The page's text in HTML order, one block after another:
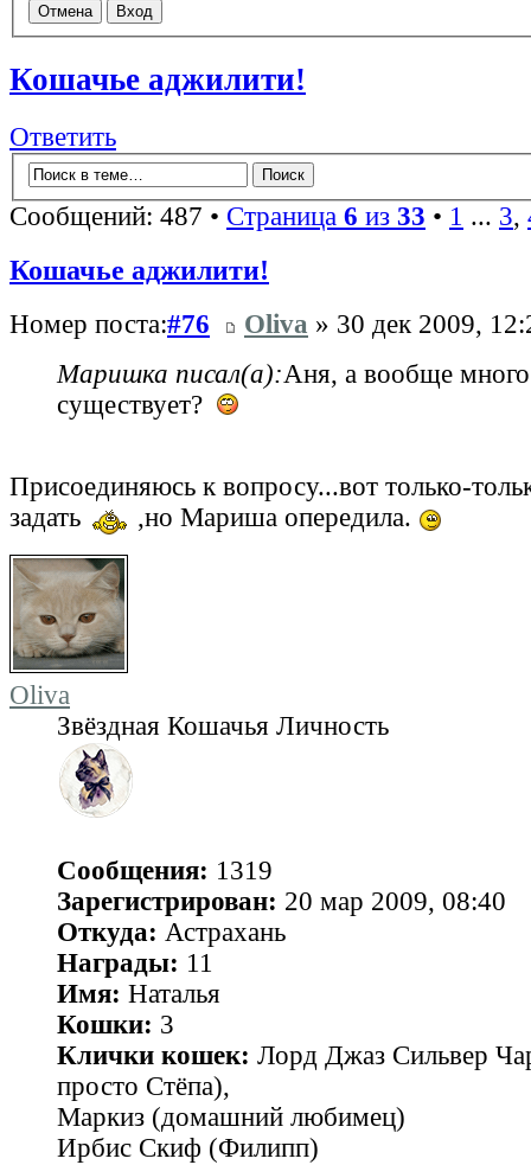
Кошачье аджилити!
Ответить
Сообщений: 487 • Страница 6 из 33 • 1 ... 3,
Кошачье аджилити!
Номер поста:#76 Oliva » 30 дек 2009,
Маришка писал(а):Аня, а вообще
существует?
Присоединяюсь к вопросу...вот только-
задать
,но Мариша опередила.
Oliva
Звёздная Кошачья Личность
Сообщения: 1319
Зарегистрирован: 20 мар 2009, 08:40
Откуда: Астрахань
Награды: 11
Имя: Наталья
Кошки: 3
Клички кошек: Лорд Джаз Сильвер
просто Стёпа),
Маркиз (домашний любимец)
Ирбис Скиф (Филипп)